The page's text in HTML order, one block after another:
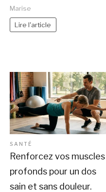
Marise
Lire l'article
SANTÉ
Renforcez vos muscles
profonds pour un dos
sain et sans douleur.